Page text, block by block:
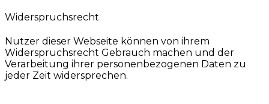
Widerspruchsrecht
Nutzer dieser Webseite können von ihrem
Widerspruchsrecht Gebrauch machen und der
Verarbeitung ihrer personenbezogenen Daten zu
jeder Zeit widersprechen.